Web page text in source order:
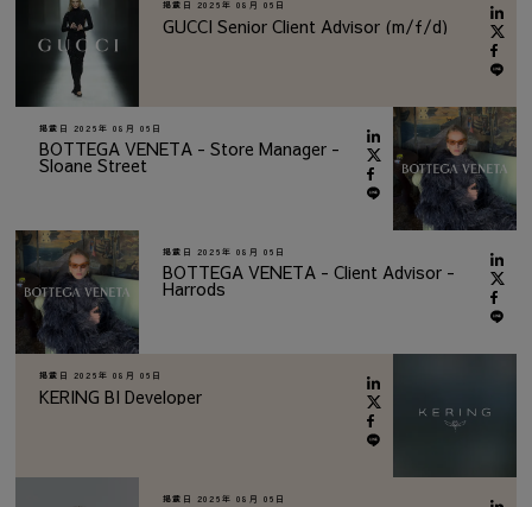
掲載日 2026年 08月 06日
GUCCI Senior Client Advisor (m/f/d)
掲載日 2026年 08月 06日
BOTTEGA VENETA - Store Manager -
Sloane Street
掲載日 2026年 08月 06日
BOTTEGA VENETA - Client Advisor -
Harrods
掲載日 2026年 08月 06日
KERING BI Developer
掲載日 2026年 08月 06日